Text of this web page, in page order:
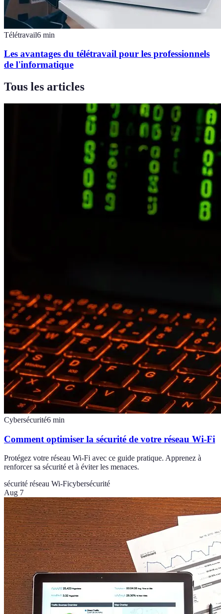
Télétravail6 min
Les avantages du télétravail pour les professionnels
de l'informatique
Tous les articles
Cybersécurité6 min
Comment optimiser la sécurité de votre réseau Wi-Fi
Protégez votre réseau Wi-Fi avec ce guide pratique. Apprenez à
renforcer sa sécurité et à éviter les menaces.
sécurité réseau Wi-Ficybersécurité
Aug 7